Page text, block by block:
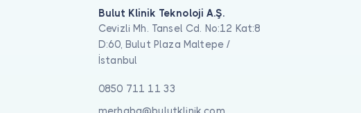
Bulut Klinik Teknoloji A.Ş.
Cevizli Mh. Tansel Cd. No:12 Kat:8
D:60, Bulut Plaza Maltepe /
İstanbul
0850 711 11 33